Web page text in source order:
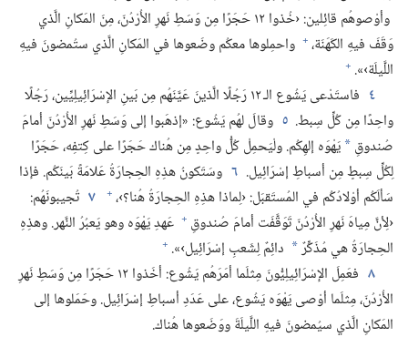
وأوْصوهُم قائِلين:‏ ‹خُذوا ١٢ حَجَرًا مِن وَسَطِ نَهرِ الأُرْدُنّ،‏ مِنَ المَكانِ الَّذي
وَقَفَ فيهِ الكَهَنَة،‏ + واحمِلوها معكُم وضَعوها في المَكانِ الَّذي ستُمضونَ فيهِ
اللَّيلَة›».‏ +
٤
فاستَدْعى يَشُوع الـ‍ ١٢ رَجُلًا الَّذينَ عَيَّنَهُم مِن بَينِ الإسْرَائِيلِيِّين،‏ رَجُلًا
واحِدًا مِن كُلِّ سِبط.‏ ٥ وقالَ لهُم يَشُوع:‏ «إذهَبوا إلى وَسَطِ نَهرِ الأُرْدُنّ أمامَ
صُندوقِ * يَهْوَه إلهِكُم.‏ ولْيَحمِلْ كُلُّ واحِدٍ مِن هُناك حَجَرًا على كِتفِه،‏ حَجَرًا
لِكُلِّ سِبطٍ مِن أسباطِ إسْرَائِيل.‏ ٦ وسَتَكونُ هذِهِ الحِجارَةُ عَلامَةً بَينَكُم.‏ فإذا
سَألَكُم أوْلادُكُم في المُستَقبَل:‏ ‹لِماذا هذِهِ الحِجارَةُ هُنا؟‏›،‏ + ٧ تُجيبونَهُم:‏
‹لِأنَّ مِياهَ نَهرِ الأُرْدُنّ تَوَقَّفَت أمامَ صُندوقِ + عَهدِ يَهْوَه وهو يَعبُرُ النَّهر.‏ وهذِهِ
الحِجارَةُ هي مُذَكِّرٌ* دائِمٌ لِشَعبِ إسْرَائِيل›».‏ +
٨
فعَمِلَ الإسْرَائِيلِيُّونَ مِثلَما أمَرَهُم يَشُوع:‏ أخَذوا ١٢ حَجَرًا مِن وَسَطِ نَهرِ
الأُرْدُنّ،‏ مِثلَما أوْصى يَهْوَه يَشُوع،‏ على عَدَدِ أسباطِ إسْرَائِيل.‏ وحَمَلوها إلى
المَكانِ الَّذي سيُمضونَ فيهِ اللَّيلَةَ ووَضَعوها هُناك.‏